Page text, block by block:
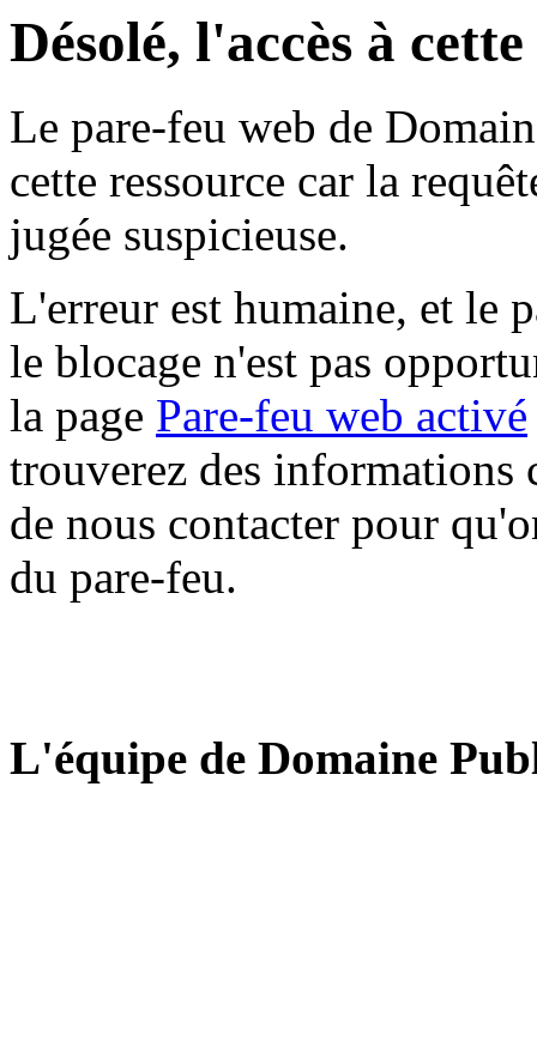
Désolé, l'accès à
Le pare-feu web de
cette ressource car la
jugée suspicieuse.
L'erreur est humaine, et le
le blocage n'est pas
la page Pare-feu web activé
trouverez des informations
de nous contacter pour
du pare-feu.
L'équipe de Domaine